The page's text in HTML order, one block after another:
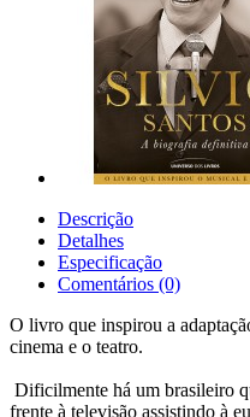
Descrição
Detalhes
Especificação
Comentários (0)
O livro que inspirou a
cinema e o teatro.
Dificilmente há um brasileiro
frente à televisão assistindo à